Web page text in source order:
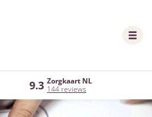
9.3 Zorgkaart NL
144 reviews